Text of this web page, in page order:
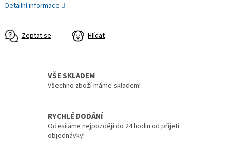
Detailní informace
Zeptat se Hlídat
VŠE SKLADEM
Všechno zboží máme skladem!
RYCHLÉ DODÁNÍ
Odesíláme nejpozději do 24 hodin od přijetí
objednávky!